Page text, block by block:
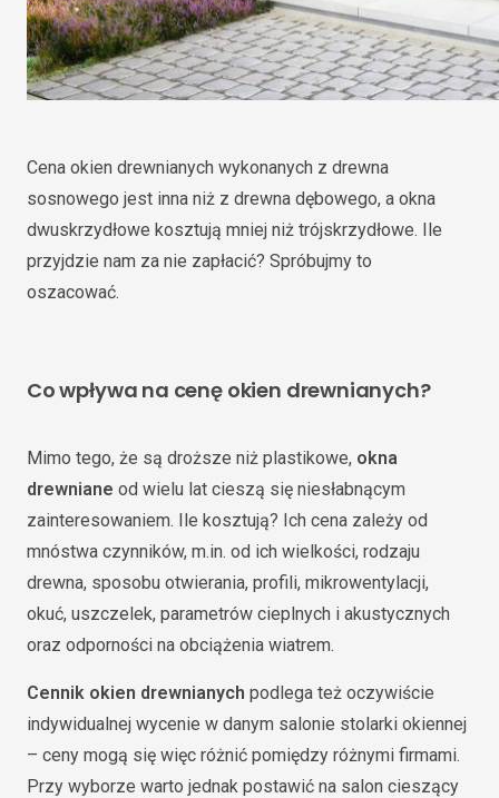
Cena okien drewnianych wykonanych z drewna
sosnowego jest inna niż z drewna dębowego, a okna
dwuskrzydłowe kosztują mniej niż trójskrzydłowe. Ile
przyjdzie nam za nie zapłacić? Spróbujmy to
oszacować.
Co wpływa na cenę okien drewnianych?
Mimo tego, że są droższe niż plastikowe, okna
drewniane od wielu lat cieszą się niesłabnącym
zainteresowaniem. Ile kosztują? Ich cena zależy od
mnóstwa czynników, m.in. od ich wielkości, rodzaju
drewna, sposobu otwierania, profili, mikrowentylacji,
okuć, uszczelek, parametrów cieplnych i akustycznych
oraz odporności na obciążenia wiatrem.
Cennik okien drewnianych podlega też oczywiście
indywidualnej wycenie w danym salonie stolarki okiennej
– ceny mogą się więc różnić pomiędzy różnymi firmami.
Przy wyborze warto jednak postawić na salon cieszący